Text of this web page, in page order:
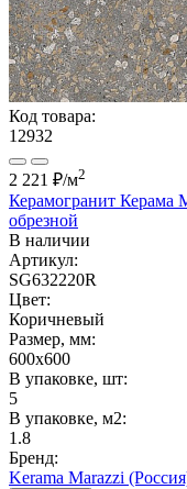
Код товара:
12932
2 221 ₽/м2
Керамогранит Керама
обрезной
В наличии
Артикул:
SG632220R
Цвет:
Коричневый
Размер, мм:
600x600
В упаковке, шт:
5
В упаковке, м2:
1.8
Бренд:
Kerama Marazzi